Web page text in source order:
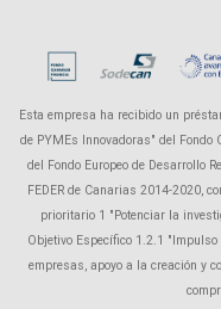
Esta empresa ha recibido un
de PYMEs Innovadoras" del
del Fondo Europeo de Desarrollo
FEDER de Canarias 2014-2020,
prioritario 1 "Potenciar la
Objetivo Específico 1.2.1
empresas, apoyo a la creación y